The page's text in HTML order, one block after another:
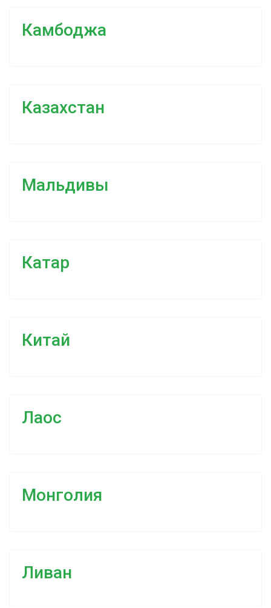
Камбоджа
Казахстан
Мальдивы
Катар
Китай
Лаос
Монголия
Ливан